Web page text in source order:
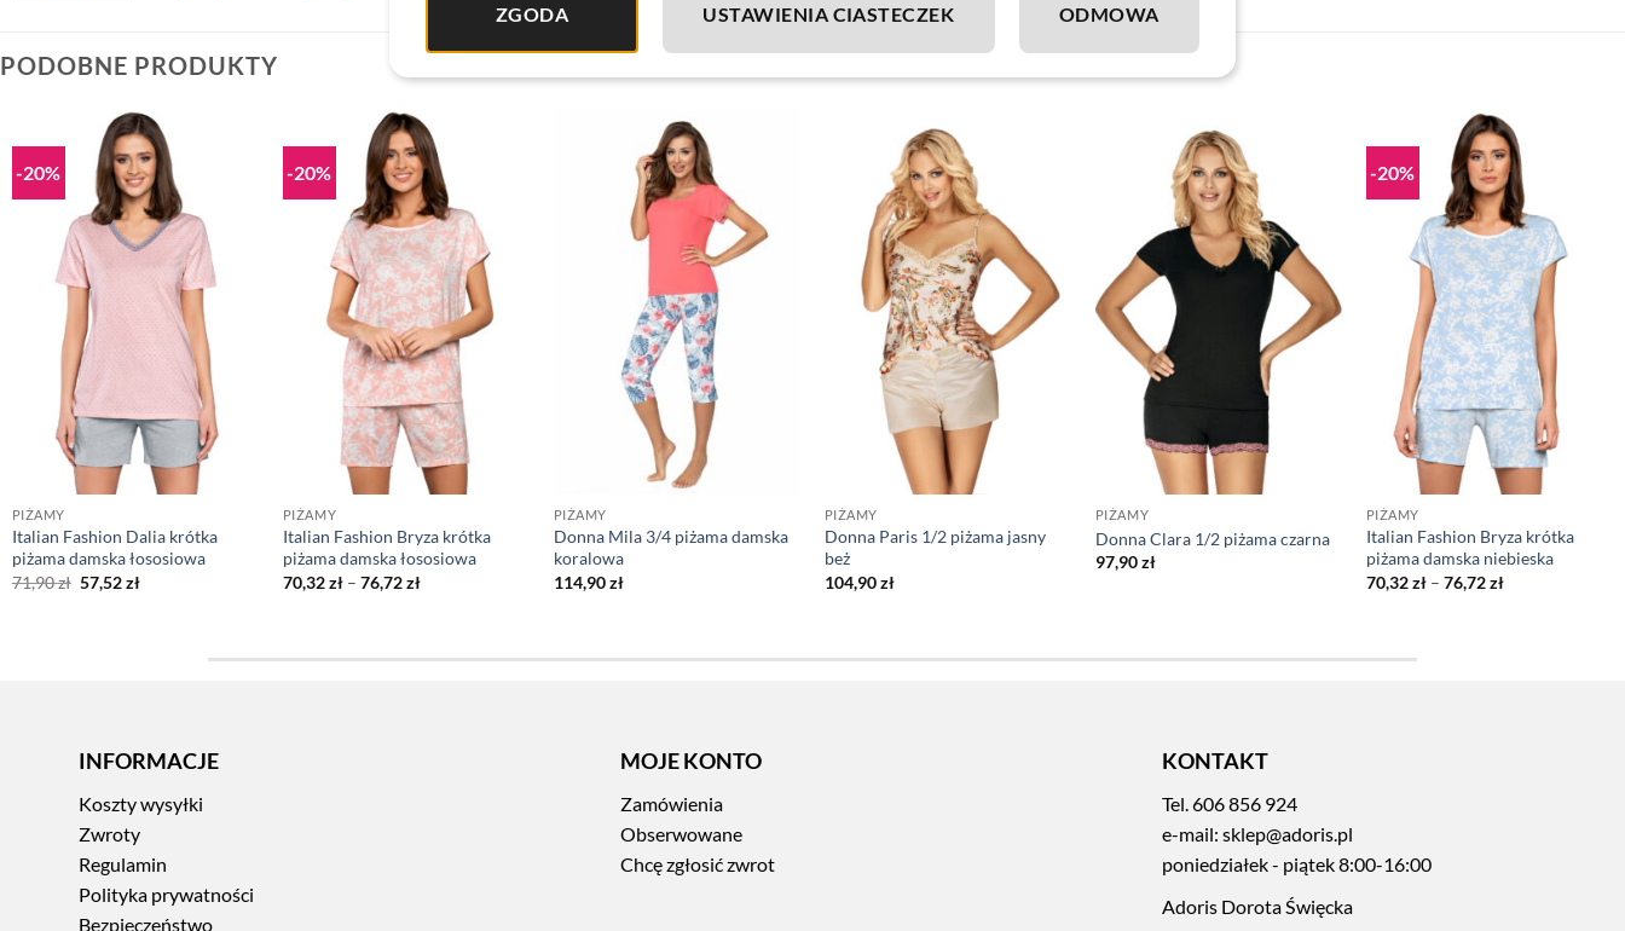
PODOBNE PRODUKTY
-20%
PIŻAMY
Italian Fashion Dalia krótka
piżama damska łososiowa
71,90zł Pierwotna
cena
57,52złAktualna
-20%
PIŻAMY
Italian Fashion Bryza krótka
piżama damska łososiowa
70,32zł – 76,72złZakres
76,72 zł
PIŻAMY
Donna Mila 3/4 piżama damska
koralowa
114,90zł
PIŻAMY
Donna Paris 1/2 piżama jasny
beż
104,90zł
PIŻAMY
Donna Clara 1/2 piżama czarna
97,90zł
-20%
PIŻAMY
Italian Fashion Bryza krótka
piżama damska niebieska
70,32zł – 76,72złZakres
INFORMACJE
Koszty wysyłki
Zwroty
Regulamin
Polityka prywatności
Bezpieczeństwo
MOJE KONTO
Zamówienia
Obserwowane
Chcę zgłosić zwrot
KONTAKT
Tel.606 856 924
e-mail: sklep@adoris.pl
poniedziałek - piątek 8:00-16:00
Adoris Dorota Święcka
ZGODA USTAWIENIA CIASTECZEK ODMOWA